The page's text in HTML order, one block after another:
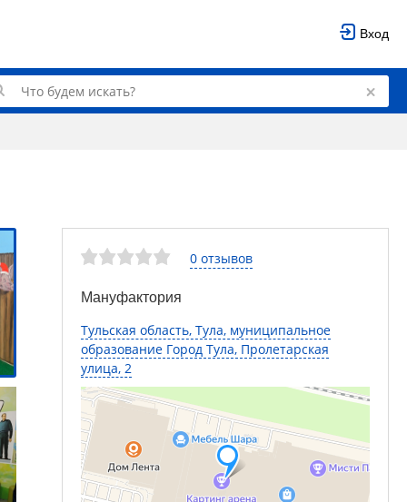
Вход
0 отзывов
Мануфактория
Тульская область, Тула, муниципальное
образование Город Тула, Пролетарская
улица, 2